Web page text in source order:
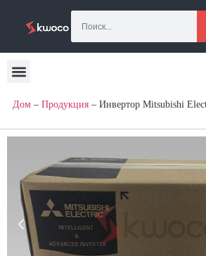
Дом – Продукция – Инвертор Mitsubishi